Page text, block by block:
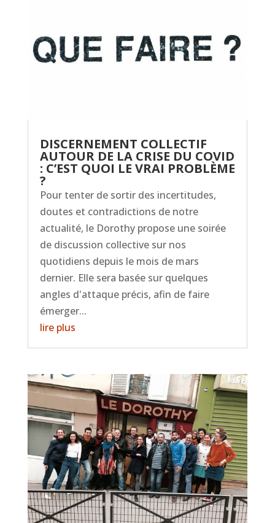
DISCERNEMENT COLLECTIF
AUTOUR DE LA CRISE DU COVID
: C’EST QUOI LE VRAI PROBLÈME
?
Pour tenter de sortir des incertitudes,
doutes et contradictions de notre
actualité, le Dorothy propose une soirée
de discussion collective sur nos
quotidiens depuis le mois de mars
dernier. Elle sera basée sur quelques
angles d'attaque précis, afin de faire
émerger...
lire plus